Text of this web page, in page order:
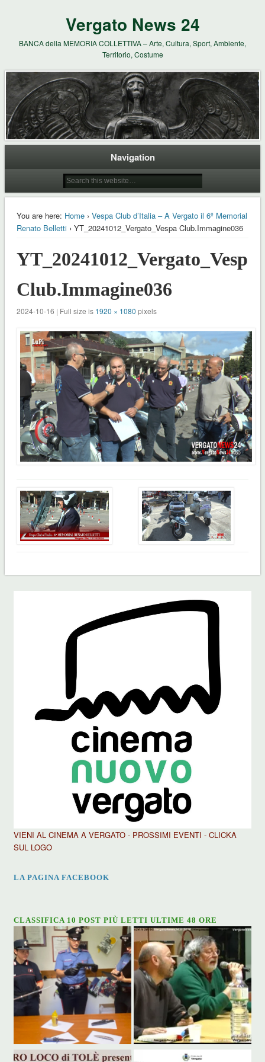
Vergato News 24
BANCA della MEMORIA COLLETTIVA – Arte, Cultura, Sport, Ambiente,
Territorio, Costume
Navigation
You are here: Home› Vespa Club d’Italia – A Vergato il 6º Memorial
Renato Belletti› YT_20241012_Vergato_Vespa Club.Immagine036
YT_20241012_Vergato_Vespa
Club.Immagine036
2024-10-16 | Full size is 1920 × 1080 pixels
VIENI AL CINEMA A VERGATO - PROSSIMI EVENTI - CLICKA
SUL LOGO
LA PAGINA FACEBOOK
CLASSIFICA 10 POST PIÙ LETTI ULTIME 48 ORE